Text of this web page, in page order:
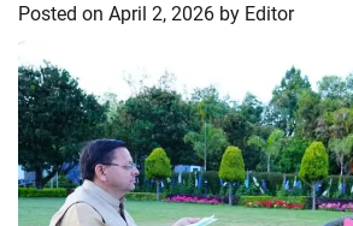
Posted on April 2, 2026 by Editor